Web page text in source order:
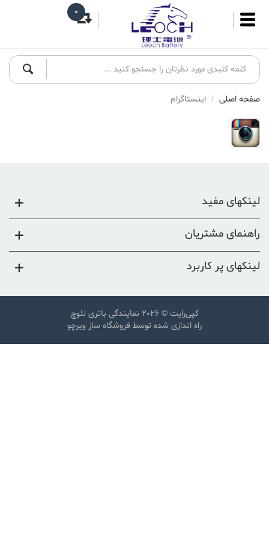
0
صفحه اصلی اینستاگرام
لینکهای مفید
راهنمای مشتریان
لینکهای پر کاربرد
کپی‌رایت © 2026
نمایندگی باتری لئوچ
راه اندازی شده توسط فروشگاه ساز ویرچو